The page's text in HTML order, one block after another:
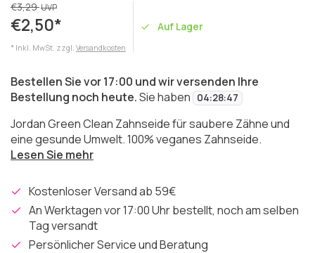
€3,29UVP
€2,50*
* Inkl. MwSt. zzgl. Versandkosten
Auf Lager
Bestellen Sie vor 17:00 und wir versenden Ihre
Bestellung noch heute.Sie haben 04:28:47
Jordan Green Clean Zahnseide für saubere Zähne und
eine gesunde Umwelt. 100% veganes Zahnseide.
Lesen Sie mehr
Kostenloser Versand ab 59€
An Werktagen vor 17:00 Uhr bestellt, noch am selben
Tag versandt
Persönlicher Service und Beratung